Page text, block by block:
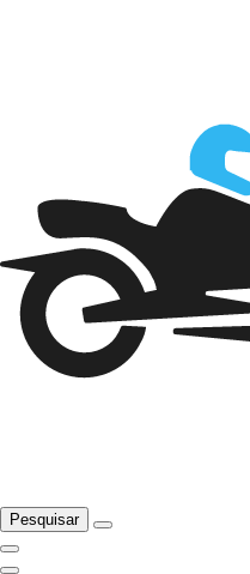
Pesquisar